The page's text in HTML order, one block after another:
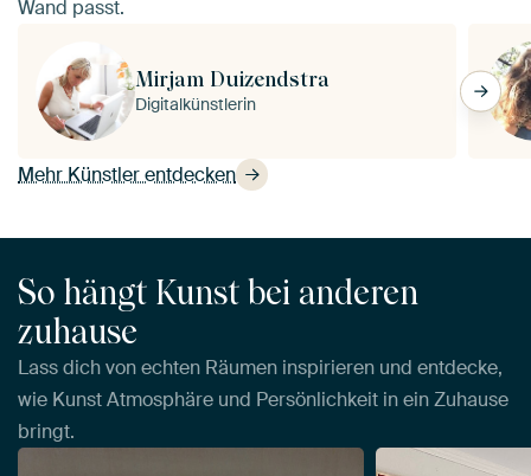
Wand passt.
Mehr Künstler entdecken
Mirjam Duizendstra
Digitalkünstlerin
So hängt Kunst bei anderen
zuhause
Lass dich von echten Räumen inspirieren und entdecke,
wie Kunst Atmosphäre und Persönlichkeit in ein Zuhause
bringt.